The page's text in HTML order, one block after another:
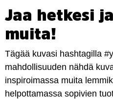
Jaa hetkesi
muita!
Tägää kuvasi hashtagilla
mahdollisuuden nähdä
inspiroimassa muita
helpottamassa sopivien